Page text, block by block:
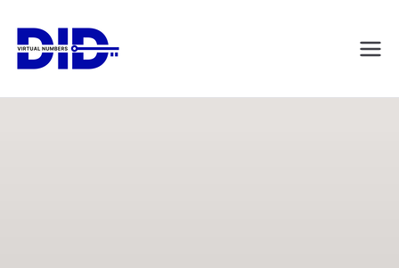
содержимому
DIDVirtualNumb